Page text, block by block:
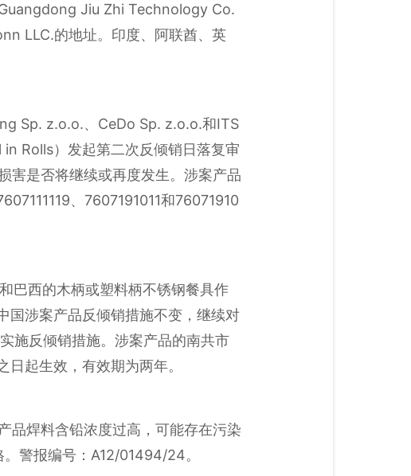
Jiu Zhi Technology Co.
LLC.的地址。印度、阿联酋、英
Sp. z.o.o.、CeDo Sp. z.o.o.和ITS
Rolls）发起第二次反倾销日落复审
害是否将继续或再度发生。涉案产品
、7607191011和76071910
巴西的木柄或塑料柄不锈钢餐具作
国涉案产品反倾销措施不变，继续对
施反倾销措施。涉案产品的南共市
起生效，有效期为两年。
品焊料含铅浓度过高，可能存在污染
警报编号：A12/01494/24。